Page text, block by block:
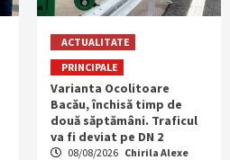
ACTUALITATE
PRINCIPALE
Varianta Ocolitoare
Bacău, închisă timp de
două săptămâni. Traficul
va fi deviat pe DN 2
08/08/2026 Chirila Alexe